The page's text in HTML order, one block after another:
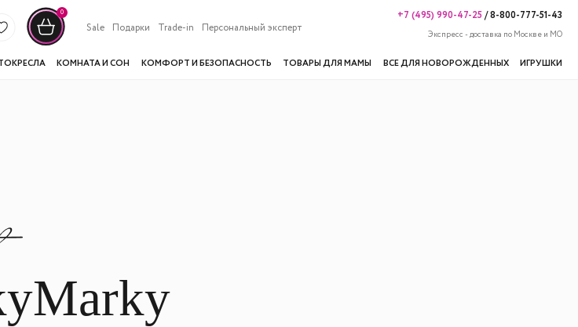
0
Sale Подарки Trade-in Персональный эксперт
+7 (495) 990-47-25/8-800-777-51-43
Экспресс - доставка по Москве и МО
КОМНАТА И СОН КОМФОРТ И БЕЗОПАСНОСТЬ ТОВАРЫ ДЛЯ МАМЫ ВСЕ ДЛЯ НОВОРОЖДЕННЫХ ИГРУШКИ